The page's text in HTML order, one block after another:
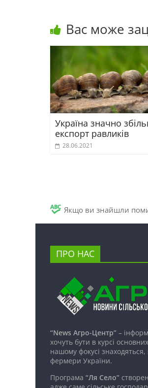
Вас може
Україна значно
експорт равликів
28.06.2021
Якщо ви знайшли
ПРО НАС
“News Агро-Центр” –
хочуть бути в курсі
нашому фокусі
фермери України.
Програма “Ля Село”